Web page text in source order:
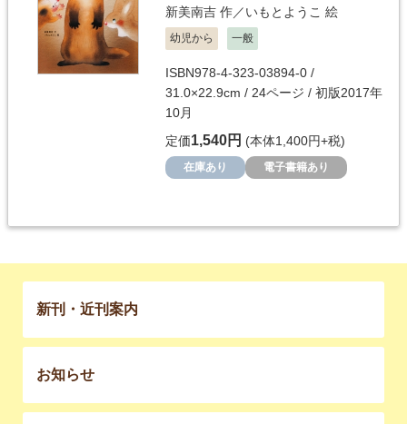
新美南吉 作／いもとようこ 絵
幼児から 一般
ISBN978-4-323-03894-0 /
31.0×22.9cm / 24ページ / 初版2017年
10月
定価1,540円 (本体1,400円+税)
在庫あり 電子書籍あり
新刊・近刊案内
お知らせ